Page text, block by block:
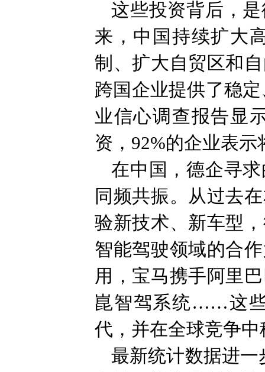
这些投资背后，
来，中国持续扩大
制、扩大自贸区和
跨国企业提供了稳
业信心调查报告显
资，92%的企业表
在中国，德企寻
同频共振。从过去
验新技术、新车型
智能驾驶领域的合
用，宝马携手阿里
崑智驾系统……这些
代，并在全球竞争
最新统计数据进一